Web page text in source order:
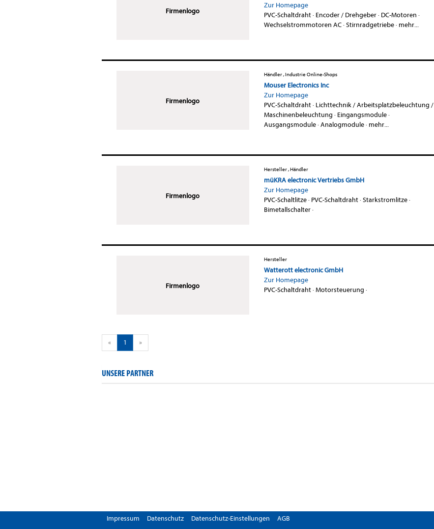
Firmenlogo
Zur Homepage
PVC-Schaltdraht· Encoder / Drehgeber· DC-Motoren ·
Wechselstrommotoren AC·Stirnradgetriebe· mehr...
Firmenlogo
Händler , Industrie Online-Shops
Mouser Electronics Inc
Zur Homepage
PVC-Schaltdraht· Lichttechnik / Arbeitsplatzbeleuchtung /
Maschinenbeleuchtung · Eingangsmodule·
Ausgangsmodule·Analogmodule· mehr...
Firmenlogo
Hersteller , Händler
müKRA electronic Vertriebs GmbH
Zur Homepage
PVC-Schaltlitze· PVC-Schaltdraht·Starkstromlitze·
Bimetallschalter·
Firmenlogo
Hersteller
Watterott electronic GmbH
Zur Homepage
PVC-Schaltdraht·Motorsteuerung ·
« 1 »
UNSERE PARTNER
Impressum Datenschutz Datenschutz-Einstellungen AGB